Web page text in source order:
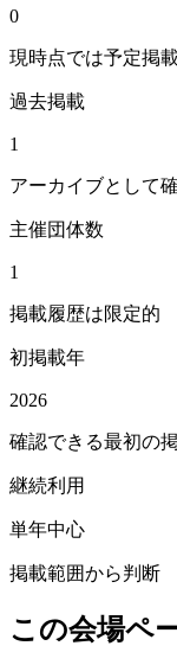
0
現時点では予定掲
過去掲載
1
アーカイブとして
主催団体数
1
掲載履歴は限定的
初掲載年
2026
確認できる最初の
継続利用
単年中心
掲載範囲から判断
この会場ペ